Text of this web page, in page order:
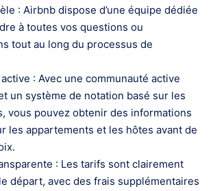
: Airbnb dispose d’une équipe dédiée
à toutes vos questions ou
tout au long du processus de
: Avec une communauté active
un système de notation basé sur les
vous pouvez obtenir des informations
les appartements et les hôtes avant de
: Les tarifs sont clairement
départ, avec des frais supplémentaires